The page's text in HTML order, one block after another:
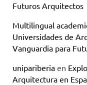
Futuros Arquitectos
Multilingual
Universidades de
Vanguardia para
unipariberia en
Arquitectura en